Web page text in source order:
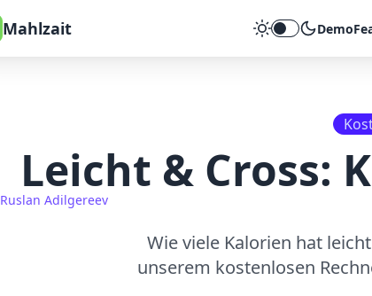
Mahlzait Theme Demo
Leicht & Cross:
Ruslan Adilgereev
Wie viele Kalorien hat
unserem kostenlosen